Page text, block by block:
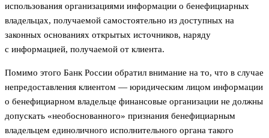
использования организациями информации о бенефициарных
владельцах, получаемой самостоятельно из доступных на
законных основаниях открытых источников, наряду
с информацией, получаемой от клиента.
Помимо этого Банк России обратил внимание на то, что в случае
непредоставления клиентом — юридическим лицом информации
о бенефициарном владельце финансовые организации не должны
допускать «необоснованного» признания бенефициарным
владельцем единоличного исполнительного органа такого